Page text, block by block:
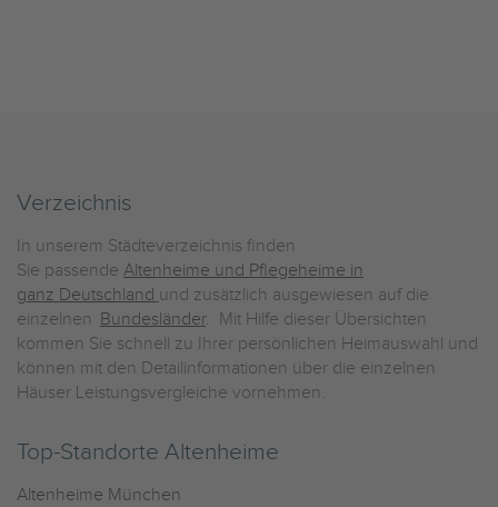
Verzeichnis
In unserem Städteverzeichnis finden
Sie passende Altenheime und Pflegeheime in
ganz Deutschland und zusätzlich ausgewiesen auf die
einzelnen Bundesländer. Mit Hilfe dieser Übersichten
kommen Sie schnell zu Ihrer persönlichen Heimauswahl und
können mit den Detailinformationen über die einzelnen
Häuser Leistungsvergleiche vornehmen.
Top-Standorte Altenheime
Altenheime München